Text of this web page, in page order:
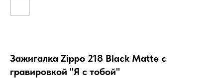
Зажигалка Zippo 218 Black Matte с
гравировкой "Я с тобой"